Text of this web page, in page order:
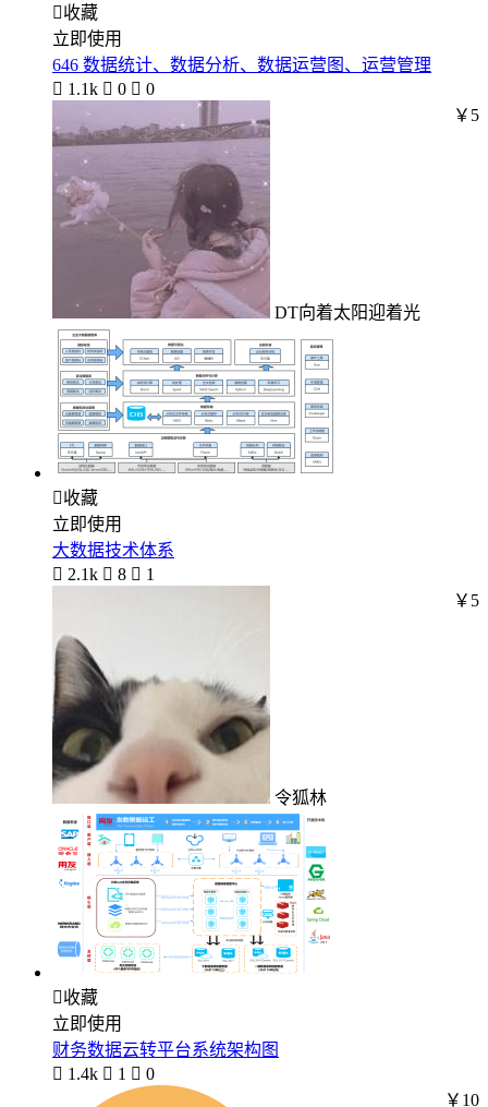
收藏
立即使用
646 数据统计、数据分析、数据运营图、运营管理
 1.1k  0  0
DT向着太阳迎着光
￥5
收藏
立即使用
大数据技术体系
 2.1k  8  1
令狐林
￥5
收藏
立即使用
财务数据云转平台系统架构图
 1.4k  1  0
￥10